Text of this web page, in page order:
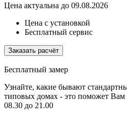
Цена актуальна до 09.08.2026
Цена с установкой
Бесплатный сервис
Заказать расчёт
Бесплатный замер
Узнайте, какие бывают
типовых домах - это поможет Вам
08.30 до 21.00